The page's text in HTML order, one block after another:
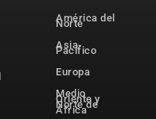
América del
Norte
Asia-
Pacífico
Europa
Medio
Oriente y
Norte de
África